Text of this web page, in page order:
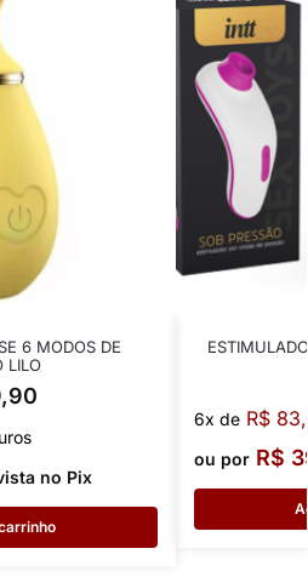
6 MODOS DE
LILO
no Pix
6x de R$
ou por R$